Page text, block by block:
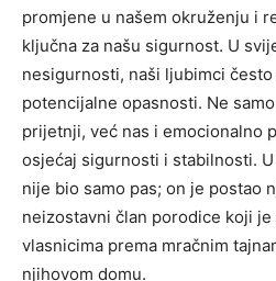
promjene u našem okruženju i
ključna za našu sigurnost. U
nesigurnosti, naši ljubimci
potencijalne opasnosti. Ne
prijetnji, već nas i emocionalno
osjećaj sigurnosti i stabilnosti.
nije bio samo pas; on je postao
neizostavni član porodice koji
vlasnicima prema mračnim
njihovom domu.